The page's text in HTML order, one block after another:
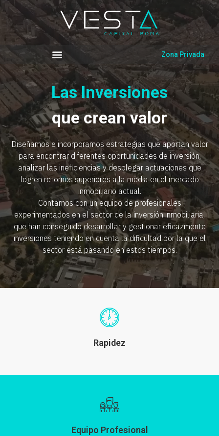
Zona Privada
Las Inversiones
que crean valor
Diseñamos e incorporamos estrategias que aportan valor
para encontrar diferentes oportunidades de inversión,
analizar las ineficiencias y desplegar actuaciones que
logren retornos superiores a la media en el mercado
inmobiliario actual.
Contamos con un equipo de profesionales
experimentados en el sector de la inversión inmobiliaria,
que han conseguido desarrollar y gestionar eficazmente
inversiones teniendo en cuenta la dificultad por la que el
sector está pasando en estos tiempos.
Rapidez
Equipo Profesional